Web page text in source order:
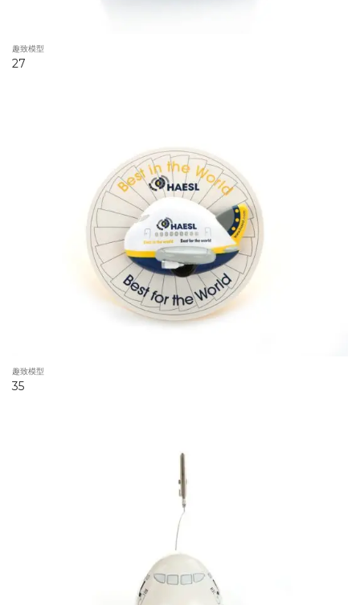
趣致模型
27
趣致模型
35